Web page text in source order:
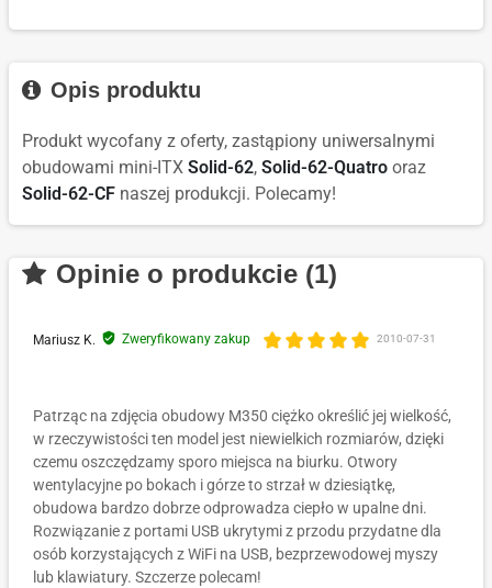
Opis produktu
Produkt wycofany z oferty, zastąpiony uniwersalnymi
obudowami mini-ITX Solid-62, Solid-62-Quatro oraz
Solid-62-CF naszej produkcji. Polecamy!
Opinie o produkcie (1)
Mariusz K. Zweryfikowany zakup 2010-07-31
Patrząc na zdjęcia obudowy M350 ciężko określić jej wielkość,
w rzeczywistości ten model jest niewielkich rozmiarów, dzięki
czemu oszczędzamy sporo miejsca na biurku. Otwory
wentylacyjne po bokach i górze to strzał w dziesiątkę,
obudowa bardzo dobrze odprowadza ciepło w upalne dni.
Rozwiązanie z portami USB ukrytymi z przodu przydatne dla
osób korzystających z WiFi na USB, bezprzewodowej myszy
lub klawiatury. Szczerze polecam!